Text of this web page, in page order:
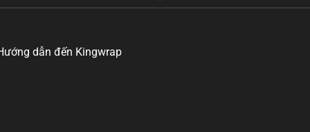
dẫn đến Kingwrap